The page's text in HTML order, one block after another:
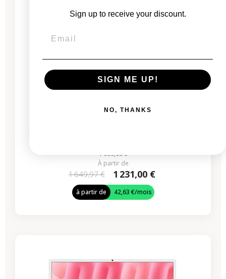
1 999,00 €
À partir de
1 649,97 € 1 231,00 €
à partir de 42,63 €/mois
Sign up to receive your discount.
SIGN ME UP!
NO, THANKS